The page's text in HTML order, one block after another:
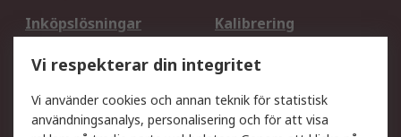
Inköpslösningar
Kalibrering
DesignSpark
Teknisk Support
Ditt lokala säljteam
Exportlösningar
Vi respekterar din integritet
Vi använder cookies och annan teknik för statistisk
användningsanalys, personalisering och för att visa